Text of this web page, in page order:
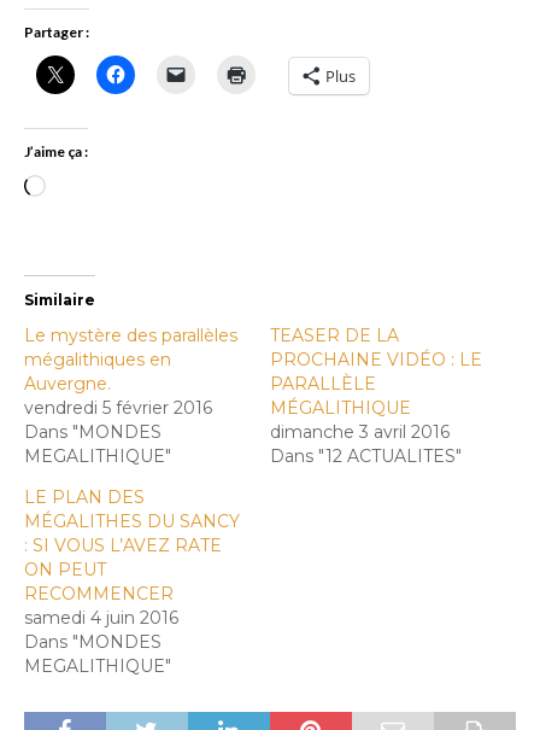
Partager :
Plus
J’aime ça :
Similaire
Le mystère des parallèles
mégalithiques en
Auvergne.
vendredi 5 février 2016
Dans "MONDES
MEGALITHIQUE"
TEASER DE LA
PROCHAINE VIDÉO : LE
PARALLÈLE
MÉGALITHIQUE
dimanche 3 avril 2016
Dans "12 ACTUALITES"
LE PLAN DES
MÉGALITHES DU SANCY
: SI VOUS L’AVEZ RATE
ON PEUT
RECOMMENCER
samedi 4 juin 2016
Dans "MONDES
MEGALITHIQUE"